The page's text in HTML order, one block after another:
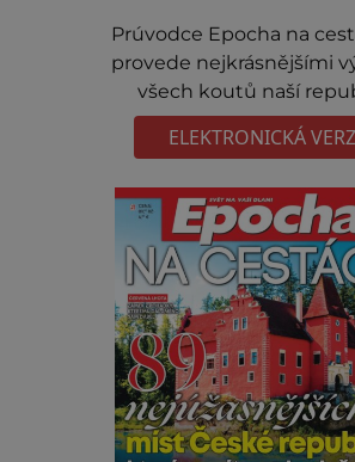
Prúvodce Epocha na
provede nejkrásnějšími
všech koutů naší
ELEKTRONICKÁ